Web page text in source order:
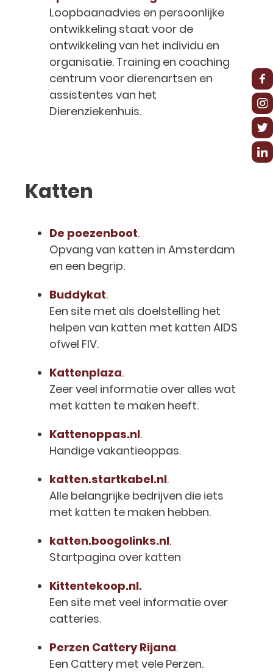
Loopbaanadvies en persoonlijke
ontwikkeling staat voor de
ontwikkeling van het individu en
organisatie. Training en coaching
centrum voor dierenartsen en
assistentes van het
Dierenziekenhuis.
Katten
De poezenboot.
Opvang van katten in Amsterdam
en een begrip.
Buddykat.
Een site met als doelstelling het
helpen van katten met katten AIDS
ofwel FIV.
Kattenplaza.
Zeer veel informatie over alles wat
met katten te maken heeft.
Kattenoppas.nl.
Handige vakantieoppas.
katten.startkabel.nl.
Alle belangrijke bedrijven die iets
met katten te maken hebben.
katten.boogolinks.nl.
Startpagina over katten
Kittentekoop.nl.
Een site met veel informatie over
catteries.
Perzen Cattery Rijana.
Een Cattery met vele Perzen.